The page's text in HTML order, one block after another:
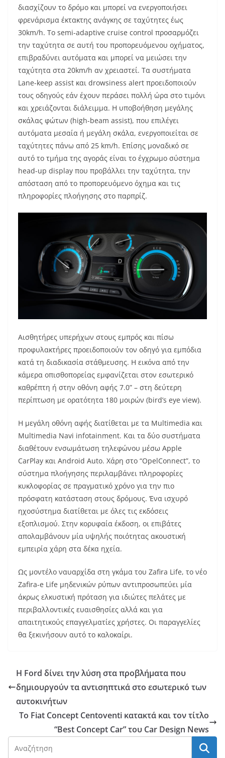
διασχίζουν το δρόμο και μπορεί να ενεργοποιήσει
φρενάρισμα έκτακτης ανάγκης σε ταχύτητες έως
30km/h. Το semi-adaptive cruise control προσαρμόζει
την ταχύτητα σε αυτή του προπορευόμενου οχήματος,
επιβραδύνει αυτόματα και μπορεί να μειώσει την
ταχύτητα στα 20km/h αν χρειαστεί. Τα συστήματα
Lane-keep assist και drowsiness alert προειδοποιούν
τους οδηγούς εάν έχουν περάσει πολλή ώρα στο τιμόνι
και χρειάζονται διάλειμμα. Η υποβοήθηση μεγάλης
σκάλας φώτων (high-beam assist), που επιλέγει
αυτόματα μεσαία ή μεγάλη σκάλα, ενεργοποιείται σε
ταχύτητες πάνω από 25 km/h. Επίσης μοναδικό σε
αυτό το τμήμα της αγοράς είναι το έγχρωμο σύστημα
head-up display που προβάλλει την ταχύτητα, την
απόσταση από το προπορευόμενο όχημα και τις
πληροφορίες πλοήγησης στο παρπρίζ.
Αισθητήρες υπερήχων στους εμπρός και πίσω
προφυλακτήρες προειδοποιούν τον οδηγό για εμπόδια
κατά τη διαδικασία στάθμευσης. Η εικόνα από την
κάμερα οπισθοπορείας εμφανίζεται στον εσωτερικό
καθρέπτη ή στην οθόνη αφής 7.0” – στη δεύτερη
περίπτωση με ορατότητα 180 μοιρών (bird’s eye view).
Η μεγάλη οθόνη αφής διατίθεται με τα Multimedia και
Multimedia Navi infotainment. Και τα δύο συστήματα
διαθέτουν ενσωμάτωση τηλεφώνου μέσω Apple
CarPlay και Android Auto. Χάρη στο “OpelConnect”, το
σύστημα πλοήγησης περιλαμβάνει πληροφορίες
κυκλοφορίας σε πραγματικό χρόνο για την πιο
πρόσφατη κατάσταση στους δρόμους. Ένα ισχυρό
ηχοσύστημα διατίθεται με όλες τις εκδόσεις
εξοπλισμού. Στην κορυφαία έκδοση, οι επιβάτες
απολαμβάνουν μία υψηλής ποιότητας ακουστική
εμπειρία χάρη στα δέκα ηχεία.
Ως μοντέλο ναυαρχίδα στη γκάμα του Zafira Life, το νέο
Zafira-e Life μηδενικών ρύπων αντιπροσωπεύει μία
άκρως ελκυστική πρόταση για ιδιώτες πελάτες με
περιβαλλοντικές ευαισθησίες αλλά και για
απαιτητικούς επαγγελματίες χρήστες. Οι παραγγελίες
θα ξεκινήσουν αυτό το καλοκαίρι.
Η Ford δίνει την λύση στα προβλήματα που
δημιουργούν τα αντισηπτικά στο εσωτερικό των
αυτοκινήτων
Το Fiat Concept Centoventi κατακτά και τον τίτλο
“Best Concept Car” του Car Design News